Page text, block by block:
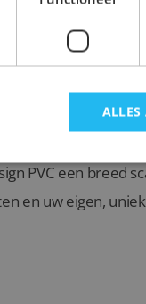
ideaal voor
uw woning?
als moderne
PVC een breed
en uw eigen,
ALLES